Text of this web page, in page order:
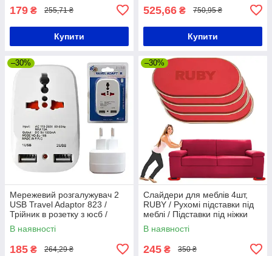
179 ₴ 255,71 ₴
Купити
525,66 ₴ 750,95 ₴
Купити
–30%
Мережевий розгалужувач 2
USB Travel Adaptor 823 /
Трійник в розетку з юсб /
Мережевий адаптер для
подорожей
В наявності
185 ₴ 264,29 ₴
–30%
Слайдери для меблів 4шт,
RUBY / Рухомі підставки під
меблі / Підставки під ніжки
В наявності
245 ₴ 350 ₴